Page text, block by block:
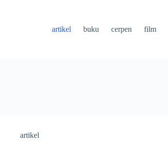
artikel buku cerpen film
artikel